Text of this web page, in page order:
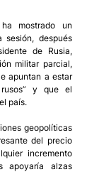
mostrado un
sesión, después
de Rusia,
militar parcial,
apuntan a estar
rusos” y que el
país.
geopolíticas
del precio
incremento
apoyaría alzas